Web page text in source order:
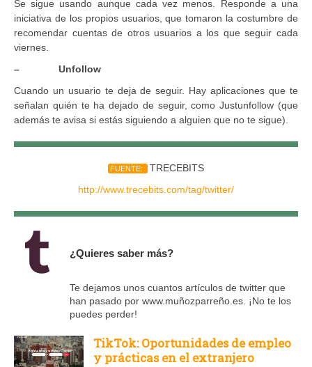
Se sigue usando aunque cada vez menos. Responde a una
iniciativa de los propios usuarios, que tomaron la costumbre de
recomendar cuentas de otros usuarios a los que seguir cada
viernes.
– Unfollow
Cuando un usuario te deja de seguir. Hay aplicaciones que te
señalan quién te ha dejado de seguir, como Justunfollow (que
además te avisa si estás siguiendo a alguien que no te sigue).
FUENTE:
TRECEBITS
http://www.trecebits.com/tag/twitter/
¿Quieres saber más?
Te dejamos unos cuantos artículos de twitter que
han pasado por www.muñozparreño.es. ¡No te los
puedes perder!
TikTok: Oportunidades de empleo
y prácticas en el extranjero